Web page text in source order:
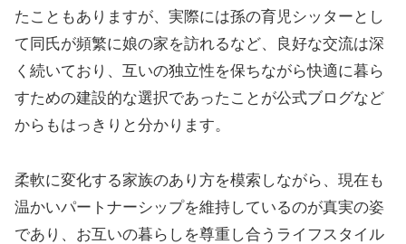
たこともありますが、実際には孫の育児シッターとし
て同氏が頻繁に娘の家を訪れるなど、良好な交流は深
く続いており、互いの独立性を保ちながら快適に暮ら
すための建設的な選択であったことが公式ブログなど
からもはっきりと分かります。
柔軟に変化する家族のあり方を模索しながら、現在も
温かいパートナーシップを維持しているのが真実の姿
であり、お互いの暮らしを尊重し合うライフスタイル